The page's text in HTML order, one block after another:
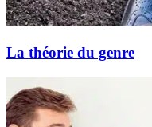
La théorie du genre